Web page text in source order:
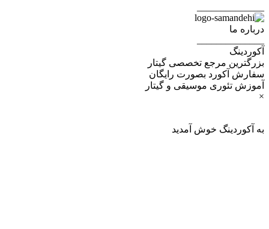
ما
مرجع تخصصی گیتار
آکورد بصورت رایگان
تئوری موسیقی و گیتار
خوش آمدید